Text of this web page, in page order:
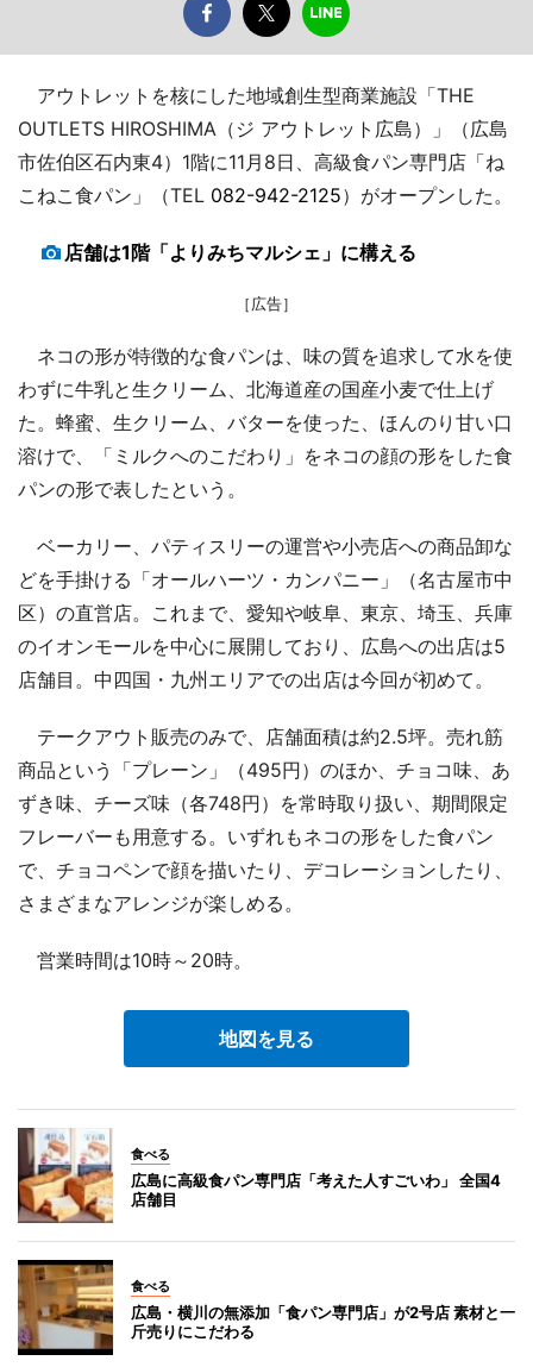
アウトレットを核にした地域創生型商業施設「THE
OUTLETS HIROSHIMA（ジ アウトレット広島）」（広島
市佐伯区石内東4）1階に11月8日、高級食パン専門店「ね
こねこ食パン」（TEL 082-942-2125）がオープンした。
店舗は1階「よりみちマルシェ」に構える
［広告］
ネコの形が特徴的な食パンは、味の質を追求して水を使
わずに牛乳と生クリーム、北海道産の国産小麦で仕上げ
た。蜂蜜、生クリーム、バターを使った、ほんのり甘い口
溶けで、「ミルクへのこだわり」をネコの顔の形をした食
パンの形で表したという。
ベーカリー、パティスリーの運営や小売店への商品卸な
どを手掛ける「オールハーツ・カンパニー」（名古屋市中
区）の直営店。これまで、愛知や岐阜、東京、埼玉、兵庫
のイオンモールを中心に展開しており、広島への出店は5
店舗目。中四国・九州エリアでの出店は今回が初めて。
テークアウト販売のみで、店舗面積は約2.5坪。売れ筋
商品という「プレーン」（495円）のほか、チョコ味、あ
ずき味、チーズ味（各748円）を常時取り扱い、期間限定
フレーバーも用意する。いずれもネコの形をした食パン
で、チョコペンで顔を描いたり、デコレーションしたり、
さまざまなアレンジが楽しめる。
営業時間は10時～20時。
地図を見る
食べる
広島に高級食パン専門店「考えた人すごいわ」 全国4
店舗目
食べる
広島・横川の無添加「食パン専門店」が2号店 素材と一
斤売りにこだわる